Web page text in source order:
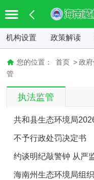
机构设置 政策解读
您的位置： 首页 > 政
管
执法监管
共和县生态环境局
查名单
不予行政处罚决定书
约谈明纪敲警钟 从
环境局召开全州垃圾
海南州生态环境局组